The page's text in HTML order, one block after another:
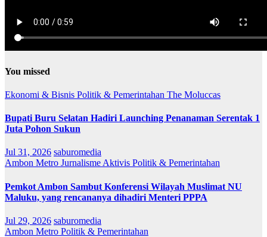
You missed
Ekonomi & Bisnis Politik & Pemerintahan The Moluccas
Bupati Buru Selatan Hadiri Launching Penanaman Serentak 1
Juta Pohon Sukun
Jul 31, 2026 saburomedia
Ambon Metro Jurnalisme Aktivis Politik & Pemerintahan
Pemkot Ambon Sambut Konferensi Wilayah Muslimat NU
Maluku, yang rencananya dihadiri Menteri PPPA
Jul 29, 2026 saburomedia
Ambon Metro Politik & Pemerintahan